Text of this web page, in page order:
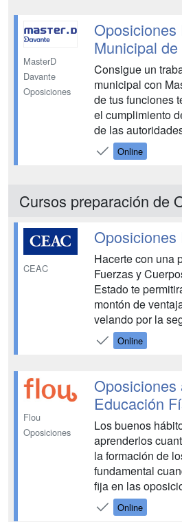
logísticas,
Tendrás a tu
MasterD
Davante
Oposiciones
Oposiciones
Municipal
Consigue un
municipal con
de tus funciones
el cumplimiento
de las
personas y
peligro, y vigilar
necesarios para
Online
Cursos preparación de
CEAC
Oposiciones
Hacerte con una
Fuerzas y
Estado te
montón de
velando por la
una institución
disfrutas de un
oposiciones de
Oposiciones!...
Online
Flou
Oposiciones
Oposiciones
Educación
Los buenos
aprenderlos
la formación de
fundamental
fija en las
Física. Hazlo
preparación
Online